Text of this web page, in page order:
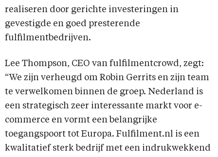
realiseren door gerichte investeringen in
gevestigde en goed presterende
fulfilmentbedrijven.
Lee Thompson, CEO van fulfilmentcrowd, zegt:
“We zijn verheugd om Robin Gerrits en zijn team
te verwelkomen binnen de groep. Nederland is
een strategisch zeer interessante markt voor e-
commerce en vormt een belangrijke
toegangspoort tot Europa. Fulfilment.nl is een
kwalitatief sterk bedrijf met een indrukwekkend